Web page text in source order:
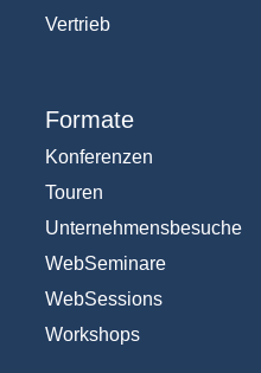
Vertrieb
Formate
Konferenzen
Touren
Unternehmensbesuche
WebSeminare
WebSessions
Workshops